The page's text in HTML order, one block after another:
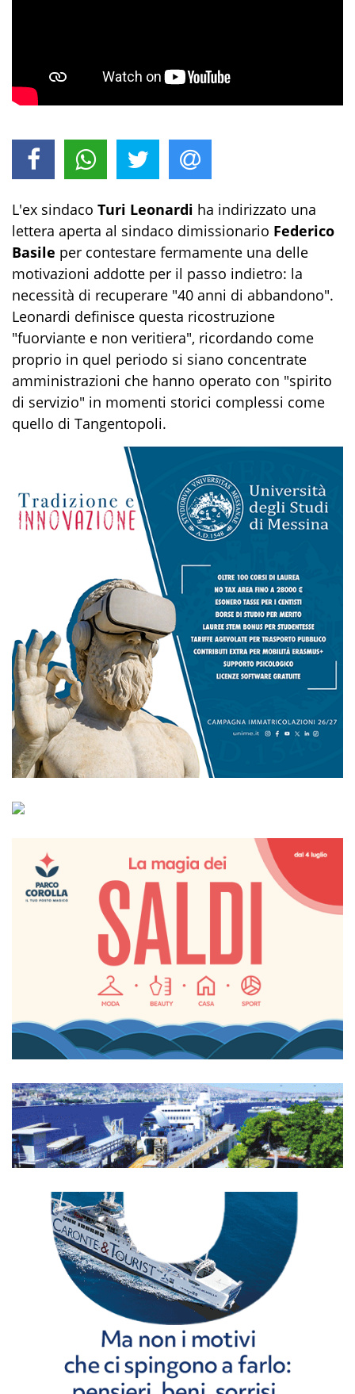
L'ex sindaco Turi Leonardi ha indirizzato una
lettera aperta al sindaco dimissionario Federico
Basile per contestare fermamente una delle
motivazioni addotte per il passo indietro: la
necessità di recuperare "40 anni di abbandono".
Leonardi definisce questa ricostruzione
"fuorviante e non veritiera", ricordando come
proprio in quel periodo si siano concentrate
amministrazioni che hanno operato con "spirito
di servizio" in momenti storici complessi come
quello di Tangentopoli.